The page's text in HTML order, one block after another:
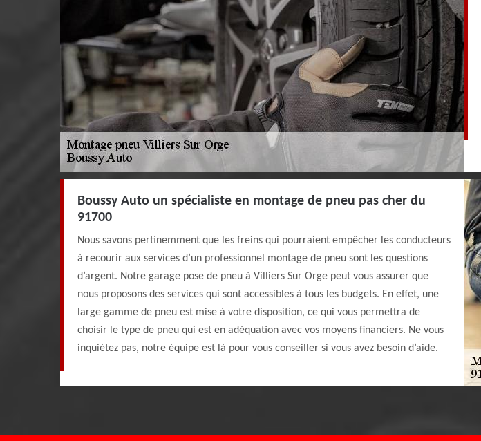
Boussy Auto un spécialiste en montage de pneu pas cher du
91700
Nous savons pertinemment que les freins qui pourraient empêcher les conducteurs
à recourir aux services d’un professionnel montage de pneu sont les questions
d’argent. Notre garage pose de pneu à Villiers Sur Orge peut vous assurer que
nous proposons des services qui sont accessibles à tous les budgets. En effet, une
large gamme de pneu est mise à votre disposition, ce qui vous permettra de
choisir le type de pneu qui est en adéquation avec vos moyens financiers. Ne vous
inquiétez pas, notre équipe est là pour vous conseiller si vous avez besoin d’aide.